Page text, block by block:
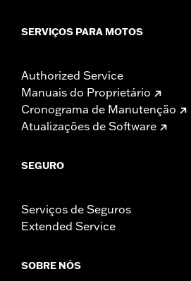
SERVIÇOS PARA MOTOS
Authorized Service
Manuais do Proprietário
Cronograma de Manutenção
Atualizações de Software
SEGURO
Serviços de Seguros
Extended Service
SOBRE NÓS